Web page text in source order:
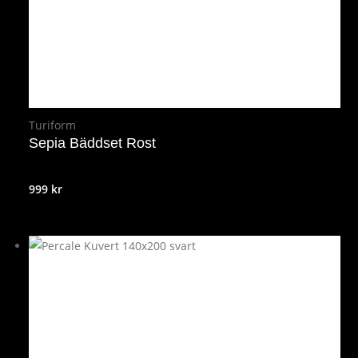
Turiform
Sepia Bäddset Rost
999 kr